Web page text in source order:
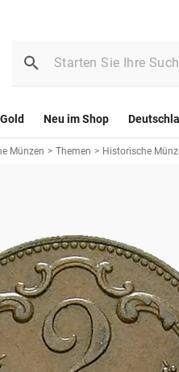
Gold Neu im Shop
Münzen > Themen > Historische